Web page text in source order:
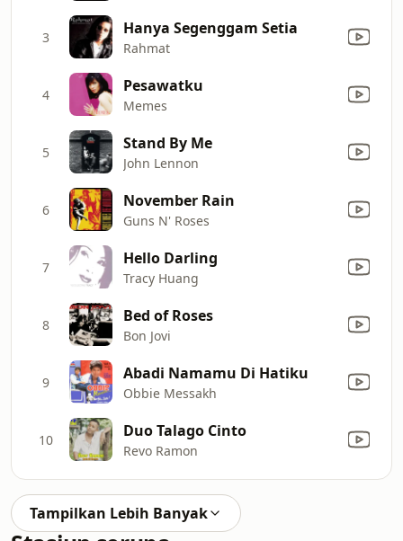
3 Hanya Segenggam Setia
Rahmat
4 Pesawatku
Memes
5 Stand By Me
John Lennon
6 November Rain
Guns N' Roses
7 Hello Darling
Tracy Huang
8 Bed of Roses
Bon Jovi
9 Abadi Namamu Di Hatiku
Obbie Messakh
10 Duo Talago Cinto
Revo Ramon
Tampilkan Lebih Banyak